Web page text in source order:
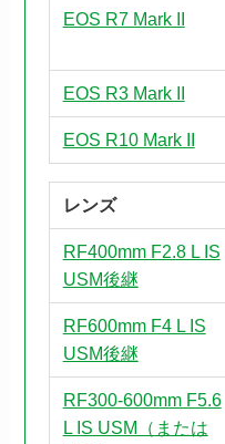
EOS R7 Mark II
EOS R3 Mark II
EOS R10 Mark II
レンズ
RF400mm F2.8 L IS
USM後継
RF600mm F4 L IS
USM後継
RF300-600mm F5.6
L IS USM（または